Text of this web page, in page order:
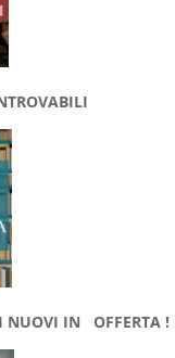
NUOVI IN OFFERTA !